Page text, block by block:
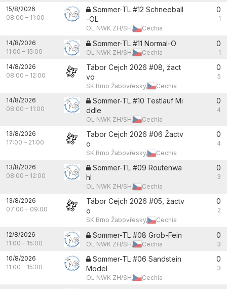
15/8/2026
08:00 – 11:00
Sommer-TL #12 Schneeball
-OL
OL NWK ZH/SH, Cechia
0
1
14/8/2026
11:00 – 15:00
Sommer-TL #11 Normal-O
OL NWK ZH/SH, Cechia
0
1
14/8/2026
08:00 – 12:00
Tábor Cejch 2026 #08, žact
vo
SK Brno Žabovřesky, Cechia
0
5
14/8/2026
08:00 – 11:00
Sommer-TL #10 Testlauf Mi
ddle
OL NWK ZH/SH, Cechia
0
4
13/8/2026
17:00 – 21:00
Tabor Cejch 2026 #06 Žactv
o
SK Brno Žabovřesky, Cechia
0
4
13/8/2026
08:00 – 12:00
Sommer-TL #09 Routenwa
hl
OL NWK ZH/SH, Cechia
0
3
13/8/2026
07:00 – 09:00
Tábor Cejch 2026 #05, žactv
o
SK Brno Žabovřesky, Cechia
0
2
12/8/2026
11:00 – 15:00
Sommer-TL #08 Grob-Fein
OL NWK ZH/SH, Cechia
0
3
10/8/2026
11:00 – 15:00
Sommer-TL #06 Sandstein
Model
OL NWK ZH/SH, Cechia
0
3